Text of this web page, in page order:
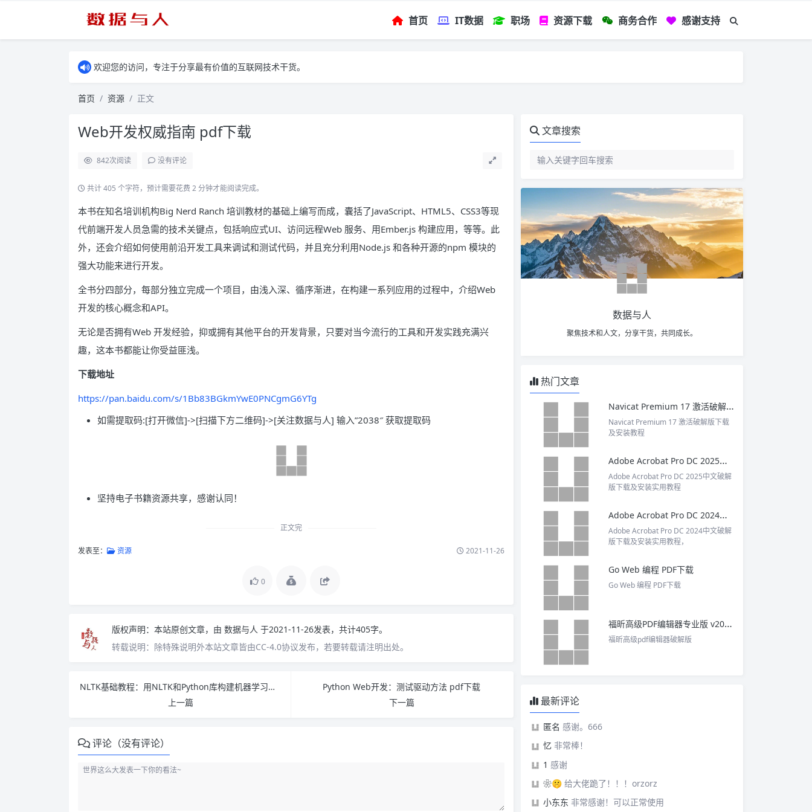
首页 IT数据 职场 资源下载 商务合作 感谢支持
欢迎您的访问，专注于分享最有价值的互联网技术干货。
首页 资源 正文
Web开发权威指南 pdf下载
842次阅读 没有评论
共计 405 个字符，预计需要花费 2 分钟才能阅读完成。
本书在知名培训机构Big Nerd Ranch 培训教材的基础上编写而成，囊括了JavaScript、HTML5、CSS3等现
代前端开发人员急需的技术关键点，包括响应式UI、访问远程Web 服务、用Ember.js 构建应用，等等。此
外，还会介绍如何使用前沿开发工具来调试和测试代码，并且充分利用Node.js 和各种开源的npm 模块的
强大功能来进行开发。
全书分四部分，每部分独立完成一个项目，由浅入深、循序渐进，在构建一系列应用的过程中，介绍Web
开发的核心概念和API。
无论是否拥有Web 开发经验，抑或拥有其他平台的开发背景，只要对当今流行的工具和开发实践充满兴
趣，这本书都能让你受益匪浅。
下载地址
https://pan.baidu.com/s/1Bb83BGkmYwE0PNCgmG6YTg
如需提取码:[打开微信]->[扫描下方二维码]->[关注数据与人] 输入”2038″ 获取提取码
坚持电子书籍资源共享，感谢认同！
正文完
发表至： 资源 2021-11-26
0
版权声明： 本站原创文章，由 数据与人 于2021-11-26发表，共计405字。
转载说明： 除特殊说明外本站文章皆由CC-4.0协议发布，若要转载请注明出处。
NLTK基础教程：用NLTK和Python库构建机器学习应用 PDF下载
上一篇
Python Web开发：测试驱动方法 pdf下载
下一篇
评论（没有评论）
文章搜索
数据与人
聚焦技术和人文，分享干货，共同成长。
热门文章
Navicat Premium 17 激活破解版下载及安装教程
Navicat Premium 17 激活破解版下载
及安装教程
Adobe Acrobat Pro DC 2025中文破解版下载及安装实用教程
Adobe Acrobat Pro DC 2025中文破解
版下载及安装实用教程
Adobe Acrobat Pro DC 2024中文破解版下载及安装实用教程
Adobe Acrobat Pro DC 2024中文破解
版下载及安装实用教程，
Go Web 编程 PDF下载
Go Web 编程 PDF下载
福昕高级PDF编辑器专业版 v2025 中文激活版
福昕高级pdf编辑器破解版
最新评论
匿名 感谢。666
忆 非常棒！
1 感谢
❀🤫 给大佬跪了！！！orzorz
小东东 非常感谢！可以正常使用